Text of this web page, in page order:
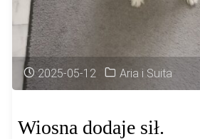
2025-05-12 Aria i Suita
Wiosna dodaje sił.